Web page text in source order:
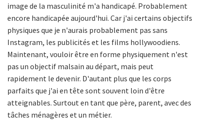
image de la masculinité m'a handicapé. Probablement
encore handicapée aujourd'hui. Car j'ai certains objectifs
physiques que je n'aurais probablement pas sans
Instagram, les publicités et les films hollywoodiens.
Maintenant, vouloir être en forme physiquement n'est
pas un objectif malsain au départ, mais peut
rapidement le devenir. D'autant plus que les corps
parfaits que j'ai en tête sont souvent loin d'être
atteignables. Surtout en tant que père, parent, avec des
tâches ménagères et un métier.